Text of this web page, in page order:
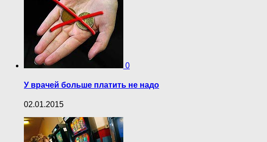
0
У врачей больше платить не надо
02.01.2015